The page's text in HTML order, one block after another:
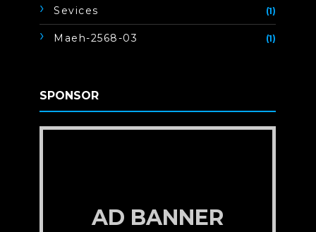
Sevices (1)
Maeh-2568-03 (1)
SPONSOR
AD BANNER